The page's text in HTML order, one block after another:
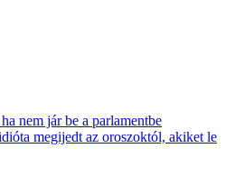
nem jár be a parlamentbe
megijedt az oroszoktól, akiket le